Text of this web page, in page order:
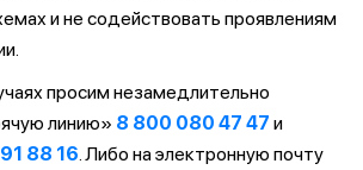
и не содействовать проявлениям
просим незамедлительно
линию» 8 800 080 47 47 и
88 16. Либо на электронную почту